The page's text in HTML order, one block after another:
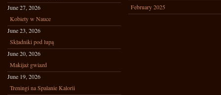
June 27, 2026
Kobiety w Nauce
June 23, 2026
Składniki pod lupą
June 20, 2026
Makijaż gwiazd
June 19, 2026
Treningi na Spalanie Kalorii
February 2025